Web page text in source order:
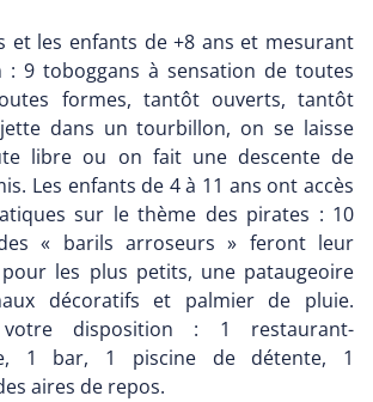
et les enfants de +8 ans et mesurant
: 9 toboggans à sensation de toutes
formes, tantôt ouverts, tantôt
dans un tourbillon, on se laisse
libre ou on fait une descente de
Les enfants de 4 à 11 ans ont accès
sur le thème des pirates : 10
« barils arroseurs » feront leur
les plus petits, une pataugeoire
décoratifs et palmier de pluie.
disposition : 1 restaurant-
1 bar, 1 piscine de détente, 1
aires de repos.